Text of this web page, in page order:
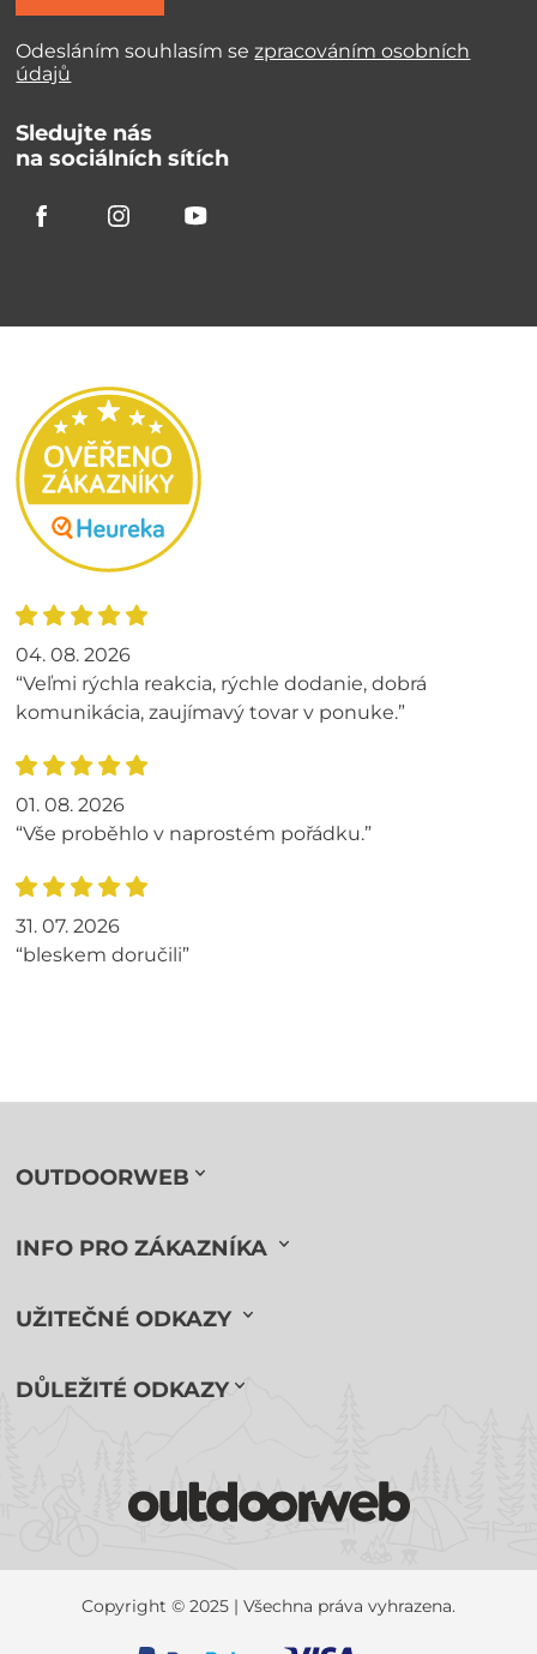
Odesláním souhlasím sezpracováním osobních
údajů
Sledujte nás
na sociálních sítích
04. 08. 2026
“Veľmi rýchla reakcia, rýchle dodanie, dobrá
komunikácia, zaujímavý tovar v ponuke.”
01. 08. 2026
“Vše proběhlo v naprostém pořádku.”
31. 07. 2026
“bleskem doručili”
OUTDOORWEB
INFO PRO ZÁKAZNÍKA
UŽITEČNÉ ODKAZY
DŮLEŽITÉ ODKAZY
Copyright © 2025 | Všechna práva vyhrazena.